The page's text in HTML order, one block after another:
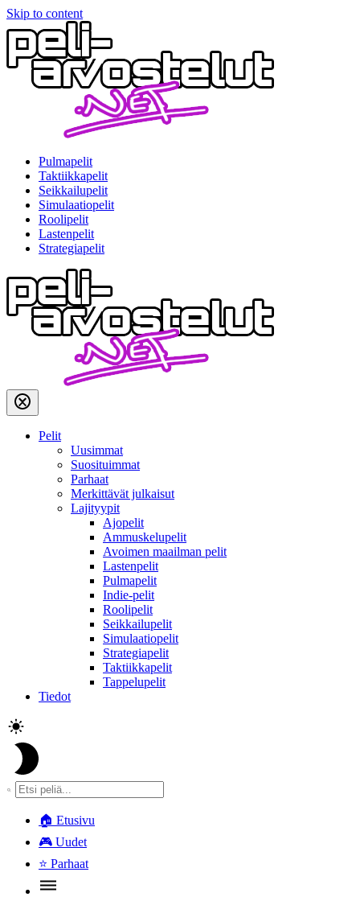
Skip to content
Pulmapelit
Taktiikkapelit
Seikkailupelit
Simulaatiopelit
Roolipelit
Lastenpelit
Strategiapelit
Pelit
Uusimmat
Suosituimmat
Parhaat
Merkittävät julkaisut
Lajityypit
Ajopelit
Ammuskelupelit
Avoimen maailman pelit
Lastenpelit
Pulmapelit
Indie-pelit
Roolipelit
Seikkailupelit
Simulaatiopelit
Strategiapelit
Taktiikkapelit
Tappelupelit
Tiedot
🏠 Etusivu
🎮 Uudet
⭐ Parhaat